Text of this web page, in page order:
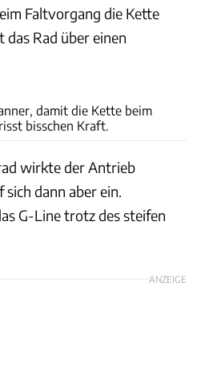
Faltvorgang die Kette
Rad über einen
damit die Kette beim
bisschen Kraft.
wirkte der Antrieb
dann aber ein.
G-Line trotz des steifen
ANZEIGE